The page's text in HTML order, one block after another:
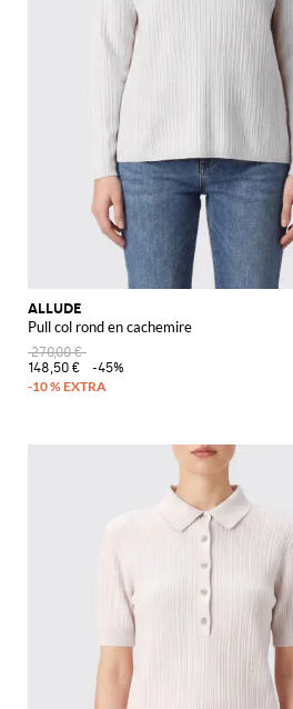
ALLUDE
Pull col rond en cachemire
270,00 €
148,50 €
-45%